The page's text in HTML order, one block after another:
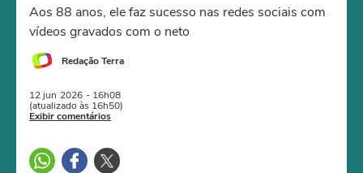
Aos 88 anos, ele faz sucesso nas redes sociais com
vídeos gravados com o neto
Redação Terra
12 jun 2026 - 16h08
(atualizado às 16h50)
Exibir comentários